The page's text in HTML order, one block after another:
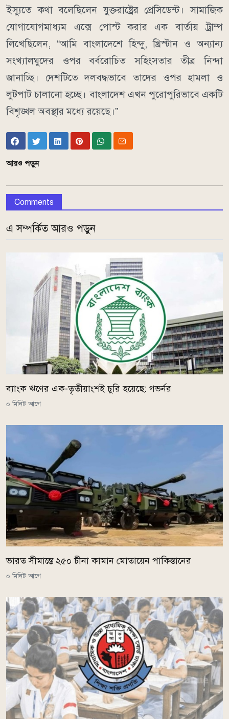
ইস্যুতে কথা বলেছিলেন যুক্তরাষ্ট্রের প্রেসিডেন্ট। সামাজিক
যোগাযোগমাধ্যম এক্সে পোস্ট করার এক বার্তায় ট্রাম্প
লিখেছিলেন, “আমি বাংলাদেশে হিন্দু, খ্রিস্টান ও অন্যান্য
সংখ্যালঘুদের ওপর বর্বরোচিত সহিংসতার তীব্র নিন্দা
জানাচ্ছি। দেশটিতে দলবদ্ধভাবে তাদের ওপর হামলা ও
লুটপাট চালানো হচ্ছে। বাংলাদেশ এখন পুরোপুরিভাবে একটি
বিশৃঙ্খল অবস্থার মধ্যে রয়েছে।”
আরও পড়ুন
Comments
এ সম্পর্কিত আরও পড়ুন
ব্যাংক ঋণের এক-তৃতীয়াংশই চুরি হয়েছে: গভর্নর
০ মিনিট আগে
ভারত সীমান্তে ২৫০ চীনা কামান মোতায়েন পাকিস্তানের
০ মিনিট আগে